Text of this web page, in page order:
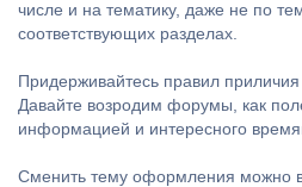
числе и на тематику, даже не по
соответствующих разделах.
Придерживайтесь правил
Давайте возродим форумы, как
информацией и интересного
Сменить тему оформления можно